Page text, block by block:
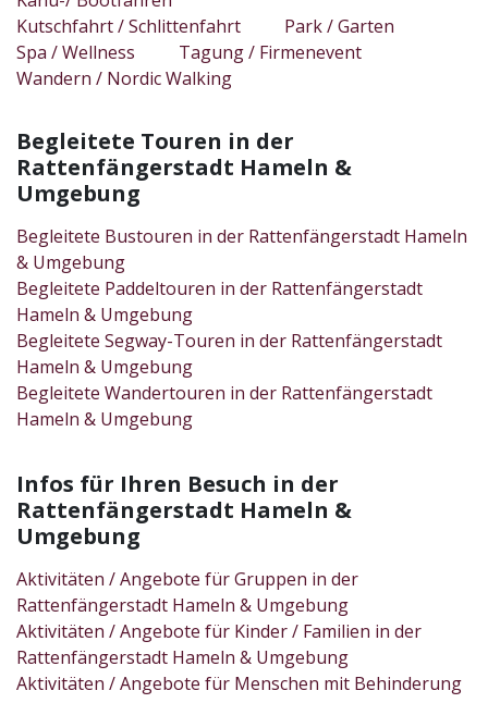
Kutschfahrt / Schlittenfahrt
Park / Garten
Spa / Wellness
Tagung / Firmenevent
Wandern / Nordic Walking
Begleitete Touren in der
Rattenfängerstadt Hameln &
Umgebung
Begleitete Bustouren in der Rattenfängerstadt Hameln
& Umgebung
Begleitete Paddeltouren in der Rattenfängerstadt
Hameln & Umgebung
Begleitete Segway-Touren in der Rattenfängerstadt
Hameln & Umgebung
Begleitete Wandertouren in der Rattenfängerstadt
Hameln & Umgebung
Infos für Ihren Besuch in der
Rattenfängerstadt Hameln &
Umgebung
Aktivitäten / Angebote für Gruppen in der
Rattenfängerstadt Hameln & Umgebung
Aktivitäten / Angebote für Kinder / Familien in der
Rattenfängerstadt Hameln & Umgebung
Aktivitäten / Angebote für Menschen mit Behinderung